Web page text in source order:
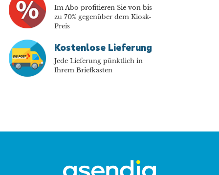
Im Abo profitieren Sie von bis
zu 70% gegenüber dem Kiosk-
Preis
Kostenlose Lieferung
Jede Lieferung pünktlich in
Ihrem Briefkasten